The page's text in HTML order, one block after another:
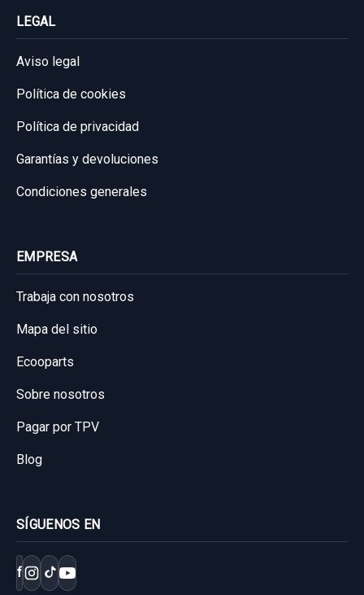
LEGAL
Aviso legal
Política de cookies
Política de privacidad
Garantías y devoluciones
Condiciones generales
EMPRESA
Trabaja con nosotros
Mapa del sitio
Ecooparts
Sobre nosotros
Pagar por TPV
Blog
SÍGUENOS EN
f